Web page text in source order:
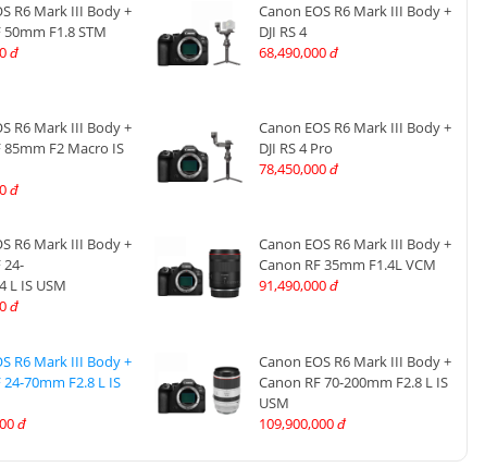
R6 Mark III Body +
50mm F1.8 STM
đ
Canon EOS R6 Mark III Body +
DJI RS 4
68,490,000 đ
R6 Mark III Body +
85mm F2 Macro IS
đ
Canon EOS R6 Mark III Body +
DJI RS 4 Pro
78,450,000 đ
R6 Mark III Body +
24-
L IS USM
đ
Canon EOS R6 Mark III Body +
Canon RF 35mm F1.4L VCM
91,490,000 đ
R6 Mark III Body +
24-70mm F2.8 L IS
đ
Canon EOS R6 Mark III Body +
Canon RF 70-200mm F2.8 L IS
USM
109,900,000 đ